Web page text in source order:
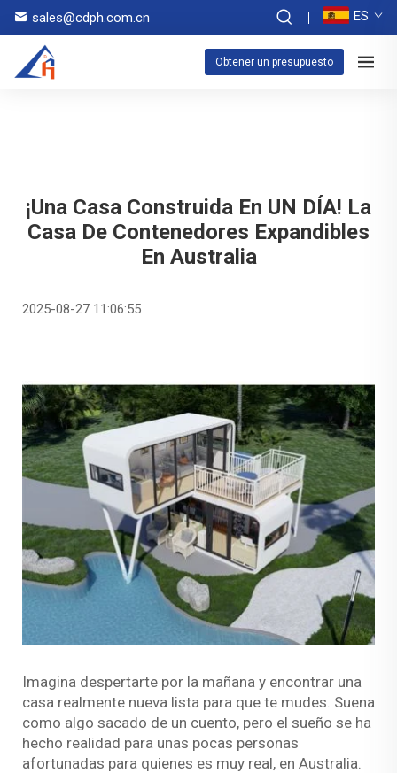
sales@cdph.com.cn ES
Obtener un presupuesto
¡Una Casa Construida En UN DÍA! La
Casa De Contenedores Expandibles
En Australia
2025-08-27 11:06:55
Imagina despertarte por la mañana y encontrar una
casa realmente nueva lista para que te mudes. Suena
como algo sacado de un cuento, pero el sueño se ha
hecho realidad para unas pocas personas
afortunadas para quienes es muy real, en Australia.